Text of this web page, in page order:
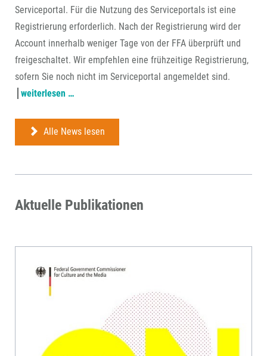
Serviceportal. Für die Nutzung des Serviceportals ist eine
Registrierung erforderlich. Nach der Registrierung wird der
Account innerhalb weniger Tage von der FFA überprüft und
freigeschaltet. Wir empfehlen eine frühzeitige Registrierung,
sofern Sie noch nicht im Serviceportal angemeldet sind.
weiterlesen …antragstellung
22.
juli
ffa-
Alle News lesen
Aktuelle Publikationen